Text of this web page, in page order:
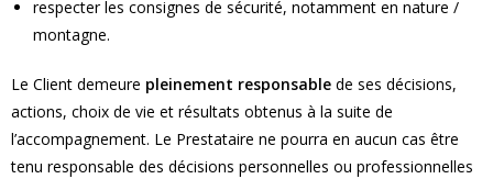
respecter les consignes de sécurité, notamment en nature /
montagne.
Le Client demeure pleinement responsable de ses décisions,
actions, choix de vie et résultats obtenus à la suite de
l’accompagnement. Le Prestataire ne pourra en aucun cas être
tenu responsable des décisions personnelles ou professionnelles